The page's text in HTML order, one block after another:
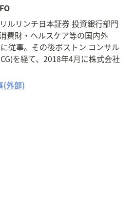
ルリンチ日本証券 投資銀行部門
費財・ヘルスケア等の国内外
従事。その後ボストン コンサル
を経て、2018年4月に株式会社
(外部)